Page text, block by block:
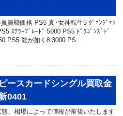
買取価格 PS5 真･女神転生5 ｳﾞｪﾝｼﾞｪﾝ
ｽﾃﾗｰﾌﾞﾚｰﾄﾞ 5000 PS5 ﾄﾞﾗｺﾞﾝｽﾞﾄﾞ
PS5 龍が如く8 3000 PS …
ースカードシングル買取金
0401
、相場によって値段が前後いたします